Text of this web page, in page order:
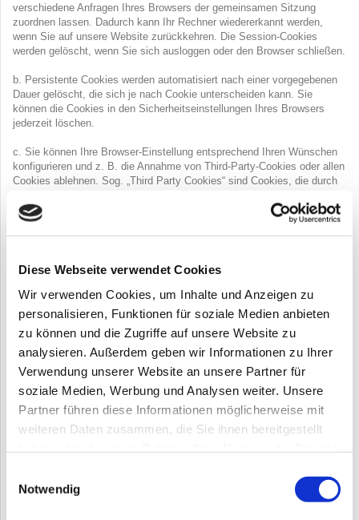
Diese Webseite verwendet Cookies
Wir verwenden Cookies, um Inhalte und Anzeigen zu
personalisieren, Funktionen für soziale Medien anbieten
zu können und die Zugriffe auf unsere Website zu
analysieren. Außerdem geben wir Informationen zu Ihrer
Verwendung unserer Website an unsere Partner für
soziale Medien, Werbung und Analysen weiter. Unsere
Partner führen diese Informationen möglicherweise mit
weiteren Daten zusammen, die Sie ihnen bereitgestellt
Notwendig
verschiedene Anfragen Ihres Browsers der gemeinsamen Sitzung
zuordnen lassen. Dadurch kann Ihr Rechner wiedererkannt werden,
wenn Sie auf unsere Website zurückkehren. Die Session-Cookies
werden gelöscht, wenn Sie sich ausloggen oder den Browser schließen.
b. Persistente Cookies werden automatisiert nach einer vorgegebenen
Dauer gelöscht, die sich je nach Cookie unterscheiden kann. Sie
können die Cookies in den Sicherheitseinstellungen Ihres Browsers
jederzeit löschen.
c. Sie können Ihre Browser-Einstellung entsprechend Ihren Wünschen
konfigurieren und z. B. die Annahme von Third-Party-Cookies oder allen
Cookies ablehnen. Sog. „Third Party Cookies“ sind Cookies, die durch
Website auf der man sich gerade befindet. Wir weisen Sie darauf hin,
dass Sie durch die Deaktivierung von Cookies eventuell nicht alle
Funktionen dieser Website nutzen können.
Unser Angebot richtet sich grundsätzlich an Erwachsene. Personen
unter 18 Jahren sollten ohne Zustimmung der Eltern oder
übermitteln.
Rechte der betroffenen Person
(1) Widerruf der Einwilligung
Sofern die Verarbeitung der personenbezogenen Daten auf einer
erteilten Einwilligung beruht, haben Sie jederzeit das Recht, die
Rechtmäßigkeit der aufgrund der Einwilligung bis zum Widerruf erfolgten
Für die Ausübung des Widerrufsrechts können Sie sich jederzeit an uns